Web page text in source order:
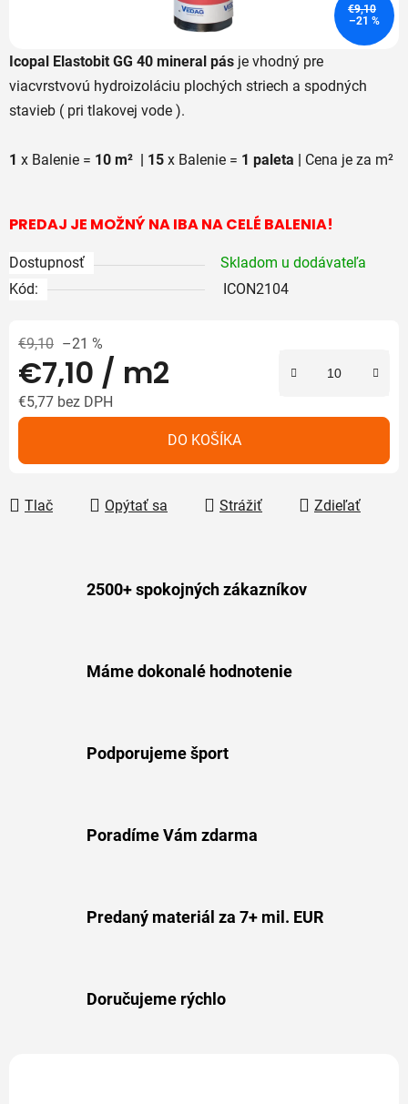
Icopal Elastobit GG 40 mineral pás je vhodný pre
viacvrstvovú hydroizoláciu plochých striech a spodných
stavieb ( pri tlakovej vode ).
1 x Balenie = 10 m² | 15 x Balenie = 1 paleta | Cena je za m²
PREDAJ JE MOŽNÝ NA IBA NA CELÉ BALENIA!
Dostupnosť
Skladom u dodávateľa
Kód:
ICON2104
€9,10 –21 %
€7,10 / m2
€5,77 bez DPH
DO KOŠÍKA
Tlač Opýtať sa Strážiť Zdieľať
€9,10
–21 %
2500+ spokojných zákazníkov
Máme dokonalé hodnotenie
Podporujeme šport
Poradíme Vám zdarma
Predaný materiál za 7+ mil. EUR
Doručujeme rýchlo